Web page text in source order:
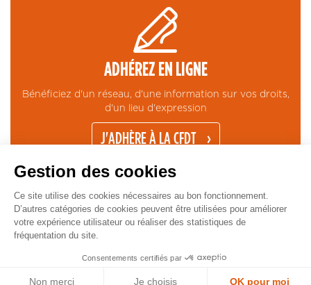
ADHÉREZ EN LIGNE
Bénéficiez d'un réseau, d'une information sur vos droits,
d'un lieu d'expression
J'ADHÈRE À LA CFDT
Copyright © CFDT Cadres - 2026
CONTACT MENTIONS LÉGALES
Gestion des cookies
Ce site utilise des cookies nécessaires au bon fonctionnement.
D’autres catégories de cookies peuvent être utilisées pour améliorer
votre expérience utilisateur ou réaliser des statistiques de
fréquentation du site.
Consentements certifiés par
Non merci Je choisis OK pour moi